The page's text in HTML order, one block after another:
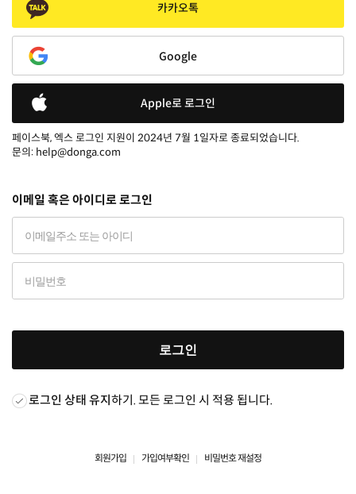
카카오톡
Google
Apple로 로그인
페이스북, 엑스 로그인 지원이 2024년 7월 1일자로 종료되었습니다.
문의: help@donga.com
이메일 혹은 아이디로 로그인
로그인
로그인 상태 유지하기. 모든 로그인 시 적용 됩니다.
회원가입 가입여부확인 비밀번호 재설정